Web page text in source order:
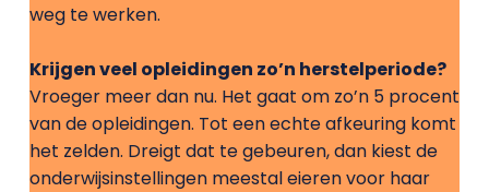
weg te werken.
Krijgen veel opleidingen zo’n herstelperiode?
Vroeger meer dan nu. Het gaat om zo’n 5 procent
van de opleidingen. Tot een echte afkeuring komt
het zelden. Dreigt dat te gebeuren, dan kiest de
onderwijsinstellingen meestal eieren voor haar